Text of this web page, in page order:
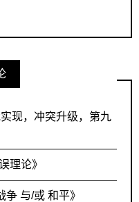
现，冲突升级，第九
理论》
争 与/或 和平》